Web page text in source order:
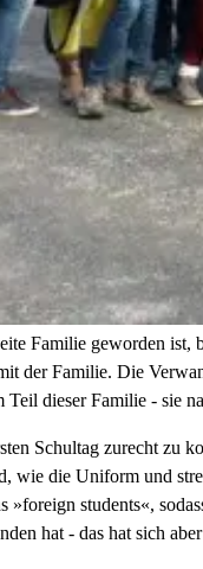
Familie geworden ist,
der Familie. Die
Teil dieser Familie - sie
Schultag zurecht zu
wie die Uniform und
students«,
hat - das hat sich